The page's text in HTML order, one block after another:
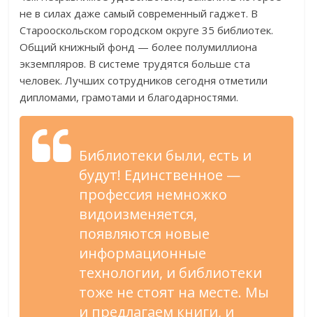
не в силах даже самый современный гаджет. В
Старооскольском городском округе 35 библиотек.
Общий книжный фонд — более полумиллиона
экземпляров. В системе трудятся больше ста
человек. Лучших сотрудников сегодня отметили
дипломами, грамотами и благодарностями.
Библиотеки были, есть и
будут! Единственное —
профессия немножко
видоизменяется,
появляются новые
информационные
технологии, и библиотеки
тоже не стоят на месте. Мы
и предлагаем книги, и